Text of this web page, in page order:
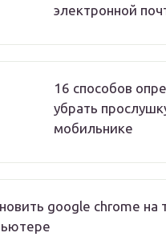
электронной
16 способов
убрать
мобильнике
google chrome на